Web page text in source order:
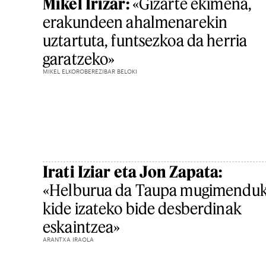
erakundeen ahalmenarekin
uztartuta, funtsezkoa da herria
garatzeko»
MIKEL ELKOROBEREZIBAR BELOKI
Irati Iziar eta Jon Zapata:
«Helburua da Taupa
kide izateko bide desberdinak
eskaintzea»
ARANTXA IRAOLA